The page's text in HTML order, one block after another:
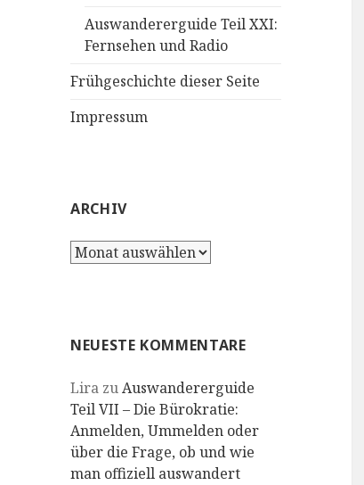
Auswandererguide Teil XXI:
Fernsehen und Radio
Frühgeschichte dieser Seite
Impressum
ARCHIV
Archiv
NEUESTE KOMMENTARE
Lira zuAuswandererguide
Teil VII – Die Bürokratie:
Anmelden, Ummelden oder
über die Frage, ob und wie
man offiziell auswandert